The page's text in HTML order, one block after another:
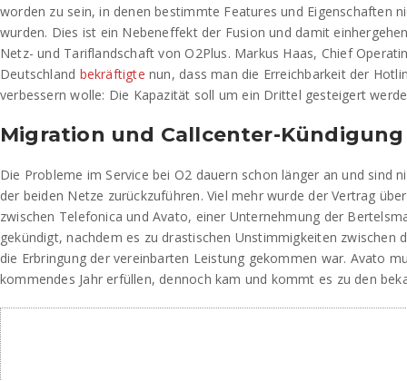
worden zu sein, in denen bestimmte Features und Eigenschaften
wurden. Dies ist ein Nebeneffekt der Fusion und damit
Netz- und Tariflandschaft von O2Plus. Markus Haas, Chief
Deutschland bekräftigte nun, dass man die Erreichbarkeit der
verbessern wolle: Die Kapazität soll um ein Drittel gesteigert
Migration und Callcenter-Kündigung
Die Probleme im Service bei O2 dauern schon länger an und sind
der beiden Netze zurückzuführen. Viel mehr wurde der Vertrag
zwischen Telefonica und Avato, einer Unternehmung der
gekündigt, nachdem es zu drastischen Unstimmigkeiten zwischen
die Erbringung der vereinbarten Leistung gekommen war. Avato
kommendes Jahr erfüllen, dennoch kam und kommt es zu den